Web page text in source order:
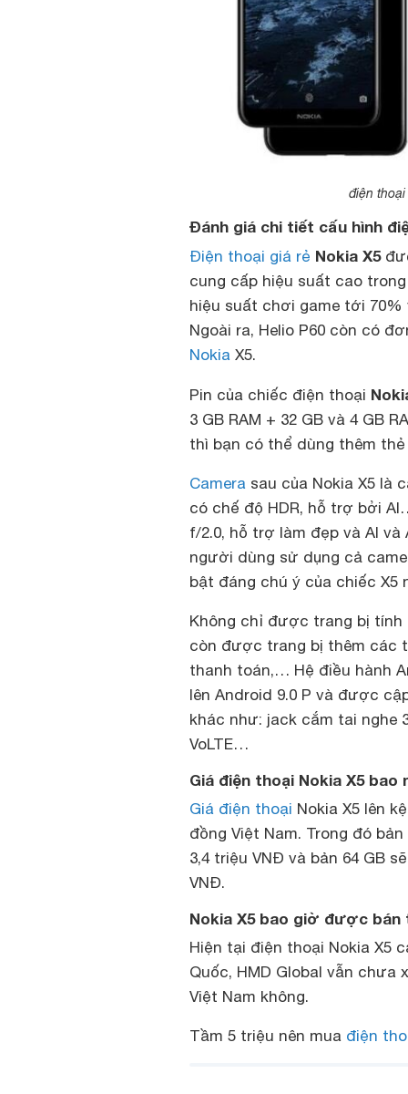
điện
Đánh giá chi tiết cấu hình
Điện thoại giá rẻ Nokia X5
cung cấp hiệu suất cao
hiệu suất chơi game tới
Ngoài ra, Helio P60 còn có
Nokia X5.
Pin của chiếc điện thoại
3 GB RAM + 32 GB và 4 GB
thì bạn có thể dùng thêm thẻ
Camera sau của Nokia X5 là
có chế độ HDR, hỗ trợ bởi
f/2.0, hỗ trợ làm đẹp và AI và
người dùng sử dụng cả
bật đáng chú ý của chiếc X5
Không chỉ được trang bị tính
còn được trang bị thêm các
thanh toán,… Hệ điều hành
lên Android 9.0 P và được
khác như: jack cắm tai nghe
VoLTE…
Giá điện thoại Nokia X5 bao
Giá điện thoại Nokia X5 lên
đồng Việt Nam. Trong đó
3,4 triệu VNĐ và bản 64 GB
VNĐ.
Nokia X5 bao giờ được bán
Hiện tại điện thoại Nokia X5
Quốc, HMD Global vẫn
Việt Nam không.
Tầm 5 triệu nên mua điện